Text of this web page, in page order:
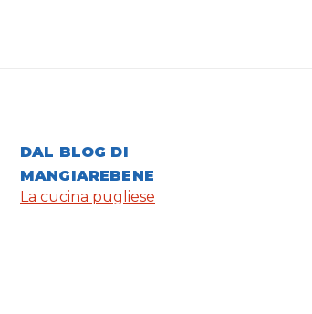
DAL BLOG DI
MANGIAREBENE
La cucina pugliese